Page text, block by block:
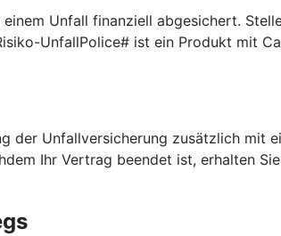
Unfall finanziell abgesichert.
UnfallPolice# ist ein Produkt mit
Unfallversicherung zusätzlich mit
Ihr Vertrag beendet ist, erhalten